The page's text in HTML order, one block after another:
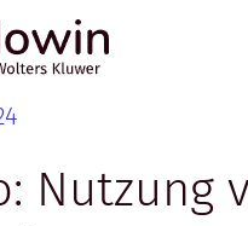
Nutzung